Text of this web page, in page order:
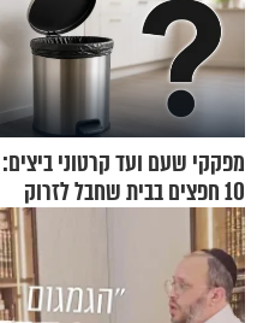
מפקקי שעם ועד קרטוני ביצים:
10 חפצים בבית שחבל לזרוק
לפח